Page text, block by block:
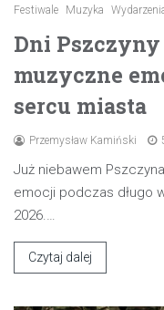
Festiwale Muzyka
Dni Pszczyny
muzyczne
sercu miasta
Przemysław Kamiński
Już niebawem
emocji podczas długo
2026.…
Czytaj dalej